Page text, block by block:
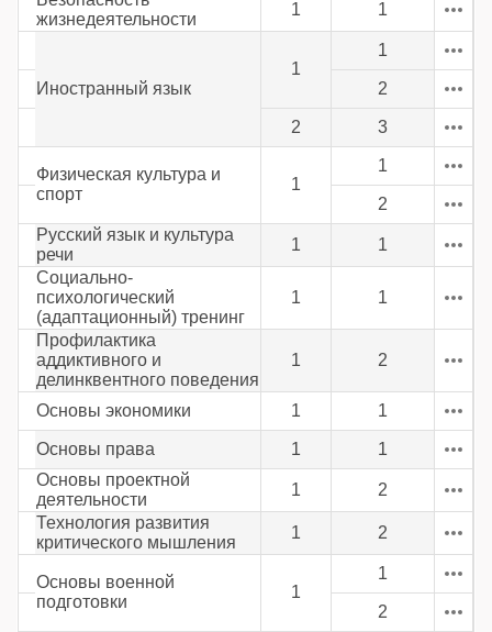
жизнедеятельности
1 1
Иностранный язык
1
1
2
2 3
Физическая культура и
спорт
1
1
2
Русский язык и культура
речи
1
1
Социально-
психологический
(адаптационный) тренинг
1 1
Профилактика
аддиктивного и
делинквентного поведения
1 2
Основы экономики 1 1
Основы права 1
1
Основы проектной
деятельности
1
2
Технология развития
критического мышления
1 2
Основы военной
подготовки
1
1
2